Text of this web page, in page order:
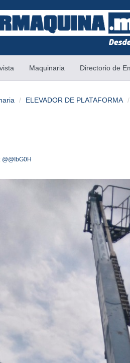
Maquinaria Directorio de
ELEVADOR DE PLATAFORMA
@@IbG0H